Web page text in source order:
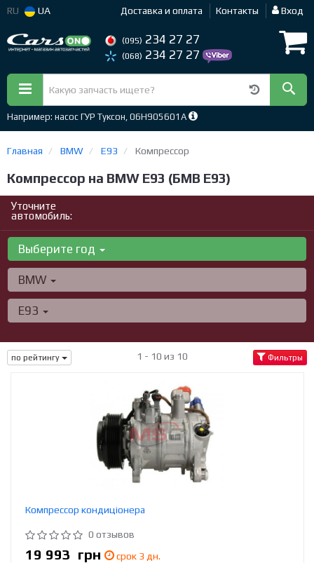
RU UA Доставка и оплата Контакты Вход
(095) 234 27 27
(068) 234 27 27
Например: насос ГУР Туксон, 06H905601A
Главная BMW E93 Компрессор
Компрессор на BMW E93 (БМВ Е93)
Уточните
автомобиль:
Выберите год
BMW
E93
по рейтингу 1 - 10 из 10 Фильтры
Компрессор кондиціонера
0 отзывов
19 993 грн
срок 3 дн.